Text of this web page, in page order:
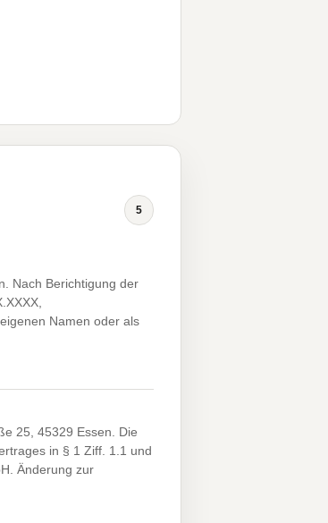
5
Nach Berichtigung der
Namen oder als
25, 45329 Essen. Die
in § 1 Ziff. 1.1 und
Änderung zur